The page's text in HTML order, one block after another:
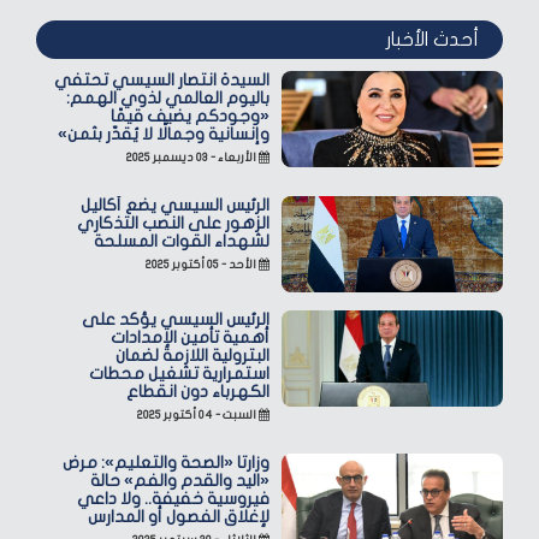
أحدث الأخبار
السيدة انتصار السيسي تحتفي
باليوم العالمي لذوي الهمم:
«وجودكم يضيف قيمًا
وإنسانية وجمالًا لا يُقدّر بثمن»
الأربعاء - ٠٣ ديسمبر ٢٠٢٥
الرئيس السيسي يضع أكاليل
الزهور على النصب التذكاري
لشهداء القوات المسلحة
الأحد - ٠٥ أكتوبر ٢٠٢٥
الرئيس السيسي يؤكد على
أهمية تأمين الإمدادات
البترولية اللازمة لضمان
استمرارية تشغيل محطات
الكهرباء دون انقطاع
السبت - ٠٤ أكتوبر ٢٠٢٥
وزارتا «الصحة والتعليم»: مرض
«اليد والقدم والفم» حالة
فيروسية خفيفة.. ولا داعي
لإغلاق الفصول أو المدارس